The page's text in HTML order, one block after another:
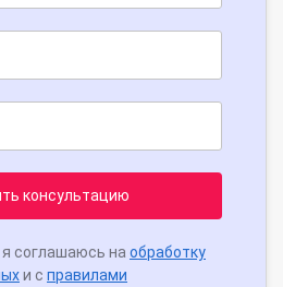
консультацию
соглашаюсь на обработку
и с правилами